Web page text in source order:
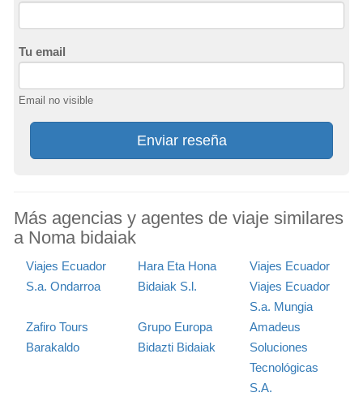
Tu email
Email no visible
Enviar reseña
Más agencias y agentes de viaje similares
a Noma bidaiak
Viajes Ecuador
S.a. Ondarroa
Hara Eta Hona
Bidaiak S.l.
Viajes Ecuador
Viajes Ecuador
S.a. Mungia
Zafiro Tours
Barakaldo
Grupo Europa
Bidazti Bidaiak
Amadeus
Soluciones
Tecnológicas
S.A.